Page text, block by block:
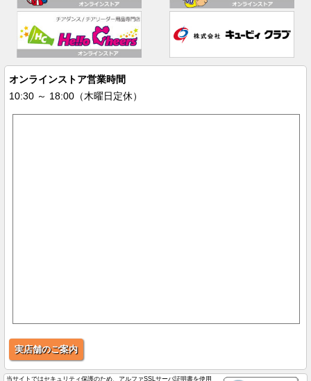
オンラインストア営業時間
10:30 ～ 18:00（木曜日定休）
実店舗のご案内
当サイトではセキュリティ保護のため、アルファSSLサーバ証明書を使用